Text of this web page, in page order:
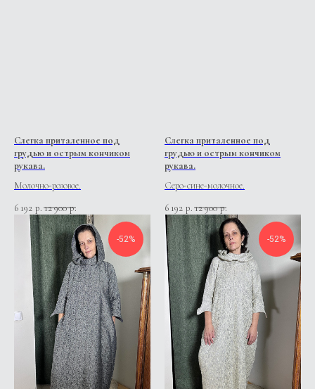
Слегка приталенное под
грудью и острым кончиком
рукава.
Молочно-розовое.
6 192 р. 12 900 р.
Слегка приталенное под
грудью и острым кончиком
рукава.
Серо-сине-молочное.
6 192 р. 12 900 р.
-52% -52%